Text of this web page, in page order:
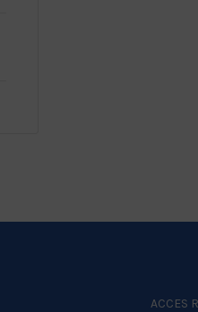
ACCES